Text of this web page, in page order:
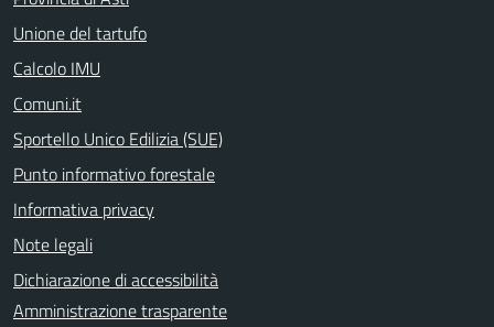
Unione del tartufo
Calcolo IMU
Comuni.it
Sportello Unico Edilizia (SUE)
Punto informativo forestale
Informativa privacy
Note legali
Dichiarazione di accessibilità
Amministrazione trasparente